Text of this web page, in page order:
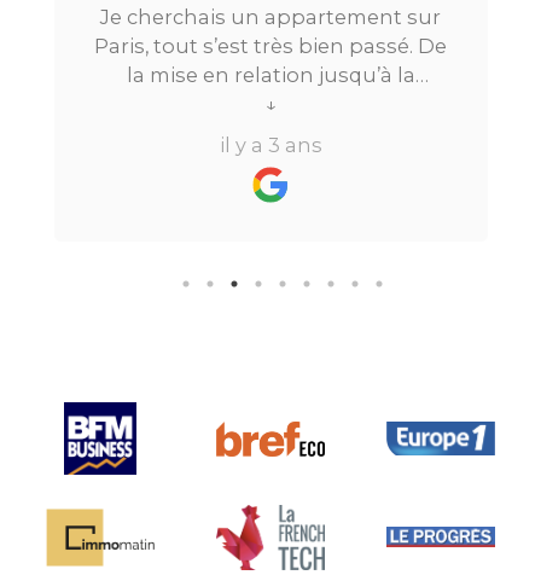
Je cherchais un appartement sur
Paris, tout s’est très bien passé. De
la mise en relation jusqu’à la
location. Le digital qui fait gagner
beaucoup de temps ne fait pas
perdre l’aspect humain ce qui est
vraiment bien ! Je recommande
↓
il y a 3 ans